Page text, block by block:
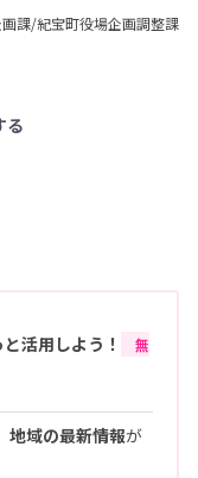
課/紀宝町役場企画調整課
る
活用しよう！
無
地域の最新情報が